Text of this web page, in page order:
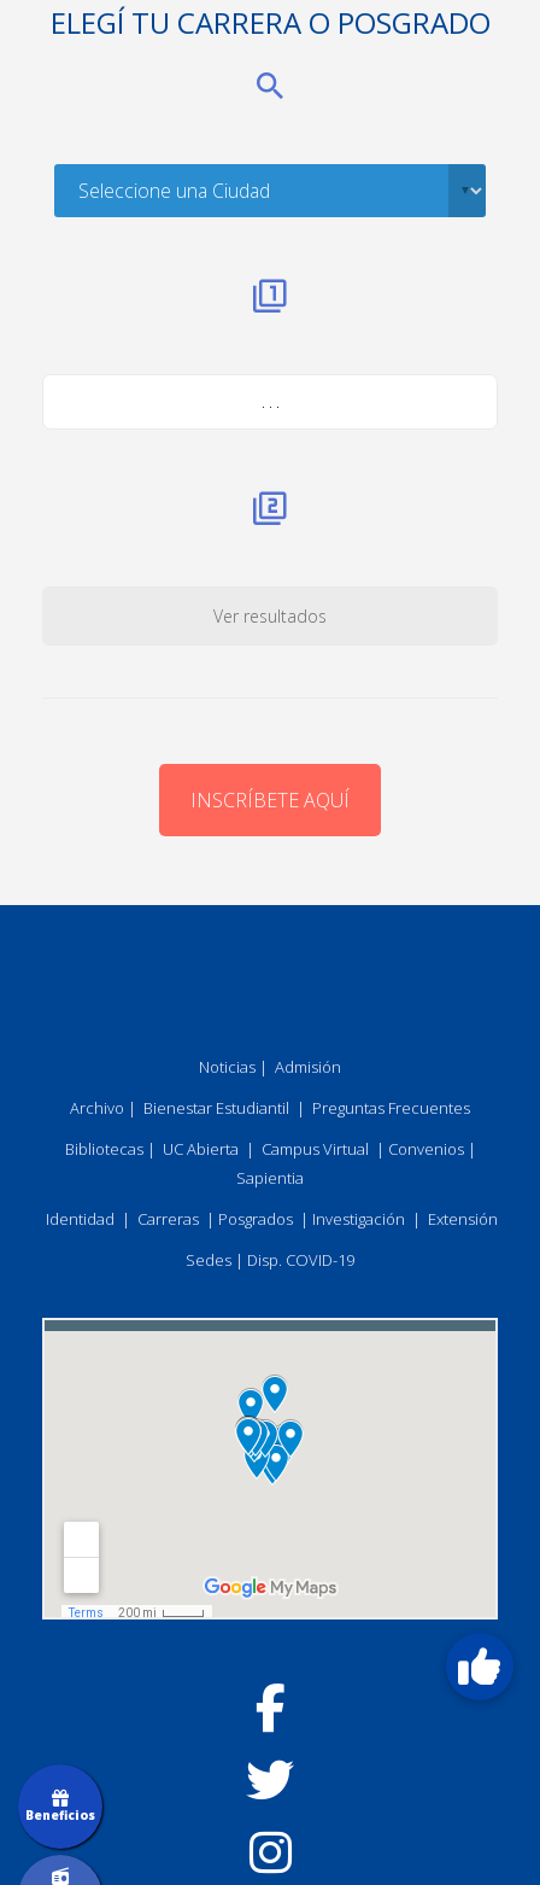
ELEGÍ TU CARRERA O POSGRADO
. . .
Ver resultados
INSCRÍBETE AQUÍ
Noticias | Admisión
Archivo | Bienestar Estudiantil | Preguntas Frecuentes
Bibliotecas| UC Abierta | Campus Virtual | Convenios|
Sapientia
Identidad | Carreras | Posgrados | Investigación | Extensión
Sedes | Disp. COVID-19
Beneficios